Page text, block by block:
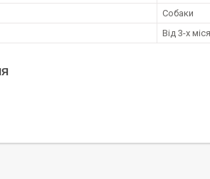
Собаки
Від 3-х